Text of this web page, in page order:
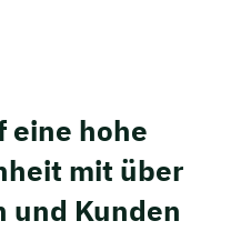
eine hohe
mit über
und Kunden